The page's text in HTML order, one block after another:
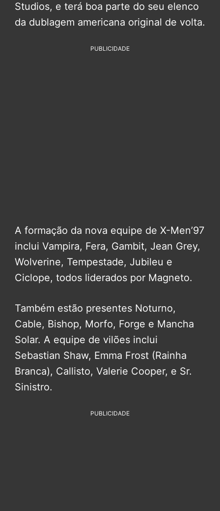
Studios, e terá boa parte do seu elenco
da dublagem americana original de volta.
PUBLICIDADE
A formação da nova equipe de X-Men’97
inclui Vampira, Fera, Gambit, Jean Grey,
Wolverine, Tempestade, Jubileu e
Ciclope, todos liderados por Magneto.
Também estão presentes Noturno,
Cable, Bishop, Morfo, Forge e Mancha
Solar. A equipe de vilões inclui
Sebastian Shaw, Emma Frost (Rainha
Branca), Callisto, Valerie Cooper, e Sr.
Sinistro.
PUBLICIDADE